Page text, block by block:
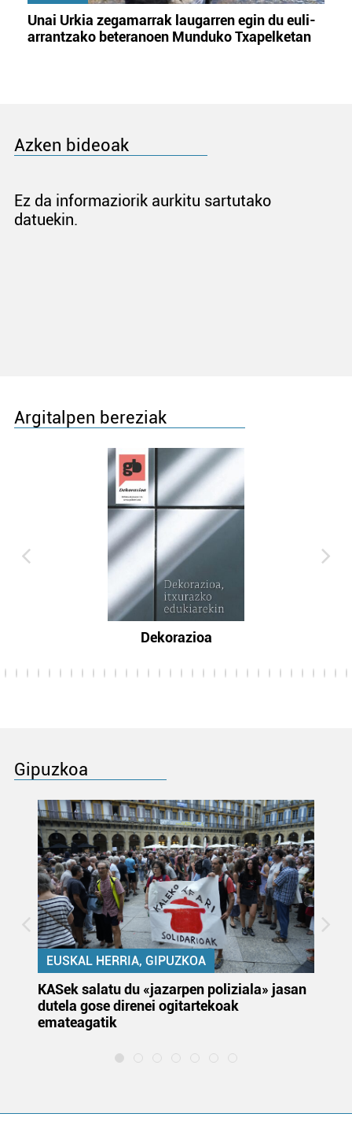
Unai Urkia zegamarrak laugarren egin du euli-
arrantzako beteranoen Munduko Txapelketan
Azken bideoak
Ez da informaziorik aurkitu sartutako
datuekin.
Argitalpen bereziak
Dekorazioa
Gipuzkoa
EUSKAL HERRIA, GIPUZKOA
KASek salatu du «jazarpen poliziala» jasan
dutela gose direnei ogitartekoak
emateagatik